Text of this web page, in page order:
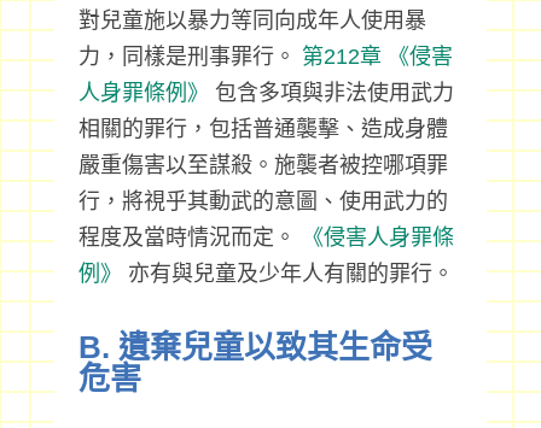
對兒童施以暴力等同向成年人使用暴
力，同樣是刑事罪行。 第212章
《侵害
人身罪條例》
包含多項與非法使用武力
相關的罪行，包括普通襲擊、造成身體
嚴重傷害以至謀殺。施襲者被控哪項罪
行，將視乎其動武的意圖、使用武力的
程度及當時情況而定。
《侵害人身罪條
例》
亦有與兒童及少年人有關的罪行。
B. 遺棄兒童以致其生命受
危害